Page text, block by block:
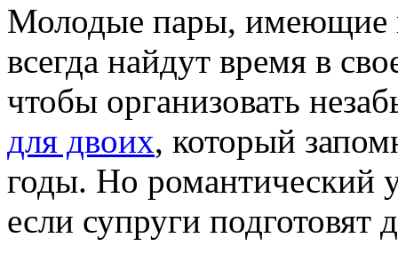
Молодые пары, имеющие
всегда найдут время в
чтобы организовать
для двоих, который
годы. Но романтический
если супруги подготовят